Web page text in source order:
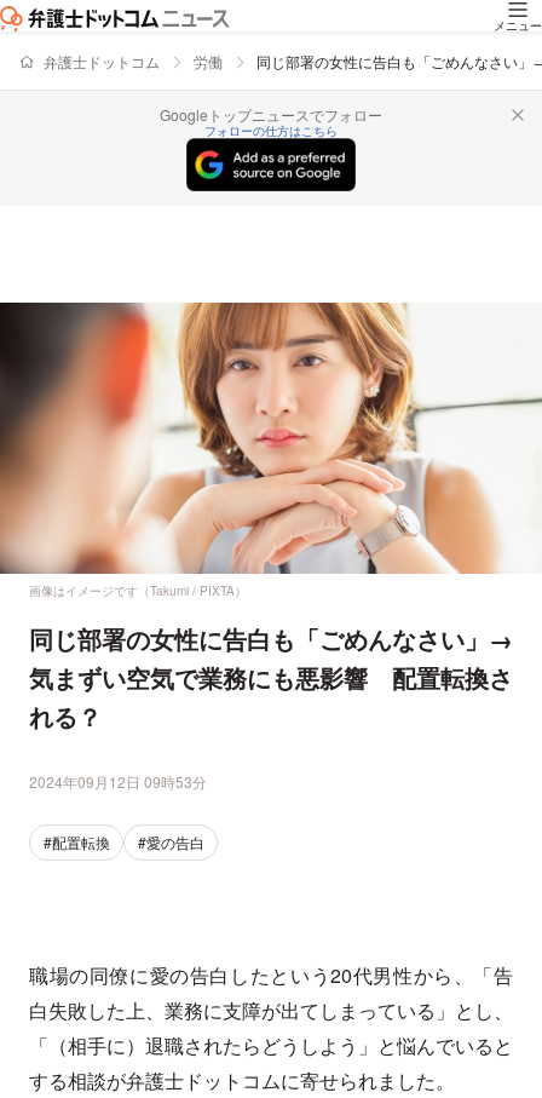
メニュー
弁護士ドットコム 労働 同じ部署の女性に告白も「ごめんなさい
Googleトップニュースでフォロー
フォローの仕方はこちら
画像はイメージです（Takumi / PIXTA）
同じ部署の女性に告白も「ごめんなさい」→
気まずい空気で業務にも悪影響 配置転換さ
れる？
2024年09月12日 09時53分
#配置転換 #愛の告白
職場の同僚に愛の告白したという20代男性から、「告
白失敗した上、業務に支障が出てしまっている」とし、
「（相手に）退職されたらどうしよう」と悩んでいると
する相談が弁護士ドットコムに寄せられました。